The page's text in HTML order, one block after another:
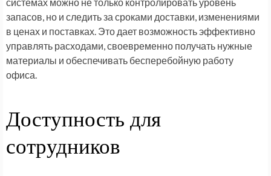
системах можно не только контролировать уровень
запасов, но и следить за сроками доставки, изменениями
в ценах и поставках. Это дает возможность эффективно
управлять расходами, своевременно получать нужные
материалы и обеспечивать бесперебойную работу
офиса.
Доступность для
сотрудников